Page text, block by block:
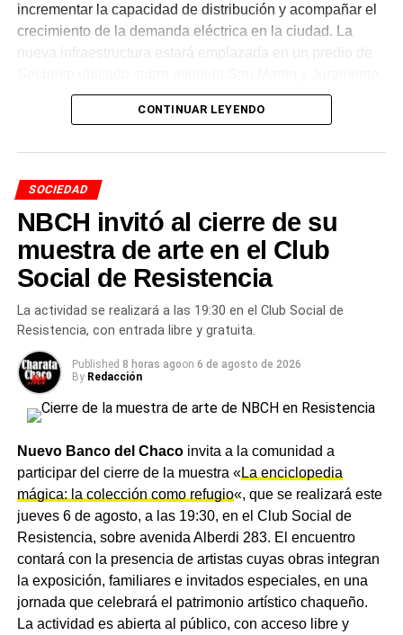
incrementar la capacidad de distribución y acompañar el
crecimiento de la demanda eléctrica en la ciudad. La
nueva infraestructura estará emplazada en un predio de
donde funcionó la antigua usina eléctrica.
la obra
La obra contempla la construcción de unaestación
transformadora
de rebaje de 33 a 13,2 KV, equipada
con un transformador de potencia de 16 MVA y todos los
sistemas de protección, maniobra, medición y
telecomando necesarios para garantizar un
funcionamiento seguro y eficiente. Será alimentada por
una extensión de 3.520 metros, que se conectará con la
nueva estación transformadora de alta tensión ya
construida, además de un tramo de línea subterránea de
En paralelo, se construirá una línea subterránea de media
tensión de 13,2 KV con cuatro salidas destinadas a
abastecer nuevos distribuidores y subestaciones,
fortaleciendo el suministro en distintos sectores de la
ciudad. En esta primera etapa, los trabajos están
centrados en el tendido de la línea aérea de media
tensión de 33 KV, mientras que posteriormente se
avanzará con la construcción de la estación
CONTINUAR LEYENDO
SOCIEDAD
NBCH invitó al cierre de su
muestra de arte en el Club
Social de Resistencia
La actividad se realizará a las 19:30 en el Club Social de
Resistencia, con entrada libre y gratuita.
Published 8 horas agoon 6 de agosto de 2026
By Redacción
Nuevo Banco del Chacoinvita a la comunidad a
participar del cierre de la muestra «La enciclopedia
mágica: la colección como refugio«, que se realizará este
jueves 6 de agosto, a las 19:30, en el Club Social de
Resistencia, sobre avenida Alberdi 283. El encuentro
contará con la presencia de artistas cuyas obras integran
la exposición, familiares e invitados especiales, en una
jornada que celebrará el patrimonio artístico chaqueño.
La actividad es abierta al público, con acceso libre y